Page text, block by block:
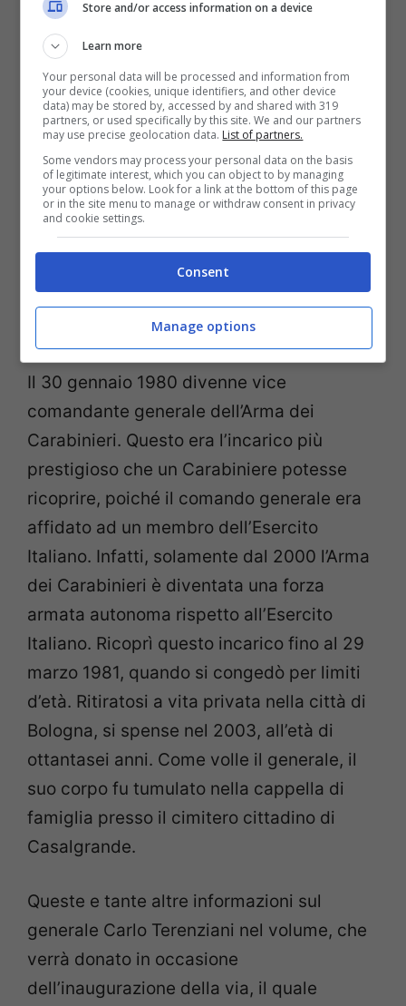
Durante il suo comando, nel 1968, le forze
di pubblica sicurezza riuscirono ad
arrestare Graziano Mesina, il più famoso
esponente del banditismo sardo del
dopoguerra. Nel 1969, dopo una brillante
operazione comandata direttamente da
Terenziani, l’Arma dei Carabinieri riuscì a
liberare un ostaggio sequestrato sempre
da una banda di sardi. Si trattava di Egidio
Bonanni, che era stato rapito a Roma il 21
Il 30 gennaio 1980 divenne vice
comandante generale dell’Arma dei
Carabinieri. Questo era l’incarico più
prestigioso che un Carabiniere potesse
ricoprire, poiché il comando generale era
affidato ad un membro dell’Esercito
Italiano. Infatti, solamente dal 2000 l’Arma
dei Carabinieri è diventata una forza
armata autonoma rispetto all’Esercito
Italiano. Ricoprì questo incarico fino al 29
marzo 1981, quando si congedò per limiti
d’età. Ritiratosi a vita privata nella città di
Bologna, si spense nel 2003, all’età di
ottantasei anni. Come volle il generale, il
suo corpo fu tumulato nella cappella di
famiglia presso il cimitero cittadino di
Casalgrande.
Queste e tante altre informazioni sul
generale Carlo Terenziani nel volume, che
verrà donato in occasione
dell’inaugurazione della via, il quale
Store and/or access information on a device
Learn more
Your personal data will be processed and information from
your device (cookies, unique identifiers, and other device
data) may be stored by, accessed by and shared with 319
partners, or used specifically by this site. We and our partners
may use precise geolocation data. List of partners.
Some vendors may process your personal data on the basis
of legitimate interest, which you can object to by managing
your options below. Look for a link at the bottom of this page
or in the site menu to manage or withdraw consent in privacy
and cookie settings.
Consent
Manage options